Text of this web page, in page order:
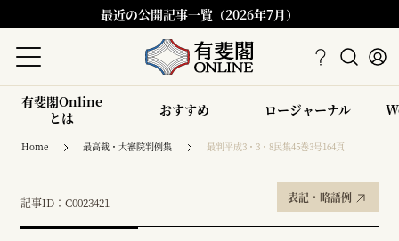
最近の公開記事一覧（2026年7月）
有斐閣Online
とは
おすすめ ロージャーナル
Home 最高裁・大審院判例集 最判平成3・3・8民集45巻3号164頁
記事ID：C0023421 表記・略語例